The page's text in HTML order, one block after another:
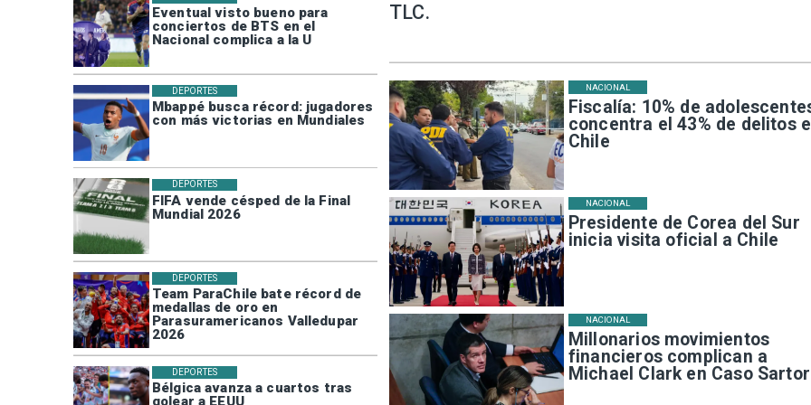
Eventual visto bueno para
conciertos de BTS en el
Nacional complica a la U
Mbappé busca récord: jugadores
con más victorias en Mundiales
DEPORTES
FIFA vende césped de la Final
Mundial 2026
DEPORTES
Team ParaChile bate récord de
medallas de oro en
Parasuramericanos Valledupar
2026
DEPORTES
Bélgica avanza a cuartos tras
golear a EEUU
DEPORTES
Fiscalía: 10% de
concentra el 43% de delitos
Chile
NACIONAL
Presidente de Corea del Sur
inicia visita oficial a Chile
NACIONAL
Millonarios movimientos
financieros complican a
Michael Clark en Caso Sartor
NACIONAL
TLC.